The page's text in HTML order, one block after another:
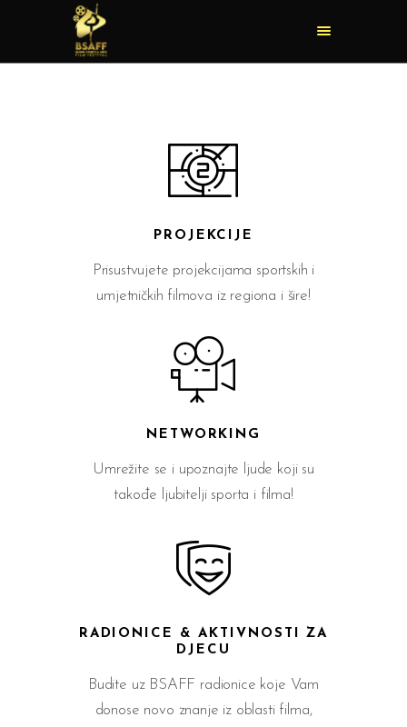
PROJEKCIJE
Prisustvujete projekcijama sportskih i
umjetničkih filmova iz regiona i šire!
NETWORKING
Umrežite se i upoznajte ljude koji su
takođe ljubitelji sporta i filma!
RADIONICE & AKTIVNOSTI ZA
DJECU
Budite uz BSAFF radionice koje Vam
donose novo znanje iz oblasti filma,